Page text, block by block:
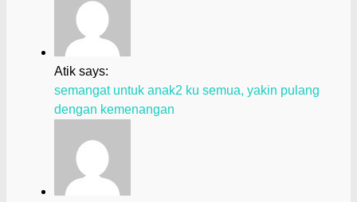
Atik says:
semangat untuk anak2 ku semua, yakin pulang
dengan kemenangan